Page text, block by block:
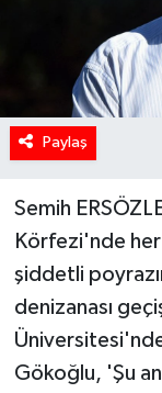
Paylaş
Semih
Körfezi'nde her
şiddetli
denizanası
Gökoğlu, 'Şu